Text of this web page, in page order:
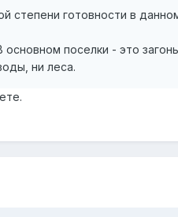
степени готовности в
поселки - это
ни леса.